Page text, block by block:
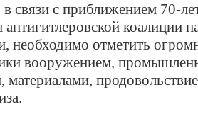
в связи с приближением 70-
коалиции
необходимо отметить
вооружением,
материалами,